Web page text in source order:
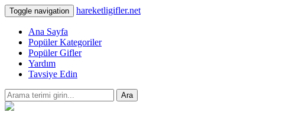
Toggle navigation hareketligifler.net
Ana Sayfa
Popüler Kategoriler
Popüler Gifler
Yardım
Tavsiye Edin
Ara